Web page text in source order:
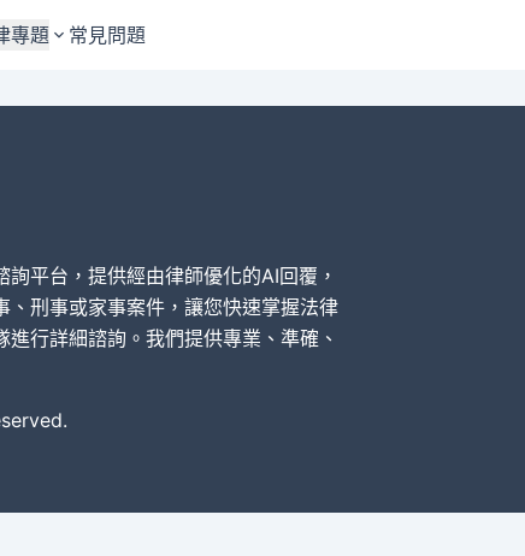
專題
護權
權
案件
類型
常見問題
平台，提供經由律師優化的AI回覆，
、刑事或家事案件，讓您快速掌握法律
行詳細諮詢。我們提供專業、準確、